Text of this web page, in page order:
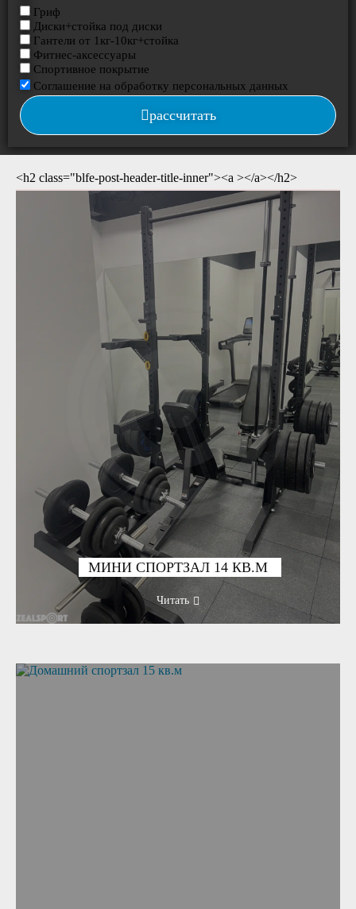
Гриф
Диски+стойка под диски
Гантели от 1кг-10кг+стойка
Фитнес-аксессуары
Спортивное покрытие
Соглашение на обработку персональных данных
рассчитать
<h2 class="blfe-post-header-title-inner"><a ></a></h2>
МИНИ СПОРТЗАЛ 14 КВ.М
Читать